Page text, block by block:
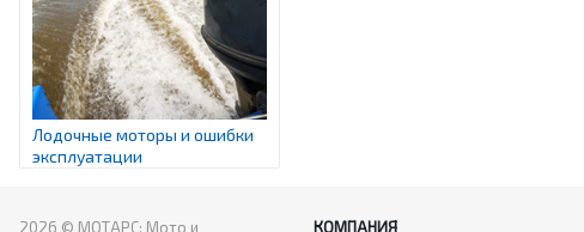
Лодочные моторы и ошибки
эксплуатации
2026 © МОТАРС: Мото и КОМПАНИЯ